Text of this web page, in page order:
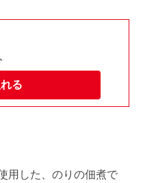
る
用した、のりの佃煮で